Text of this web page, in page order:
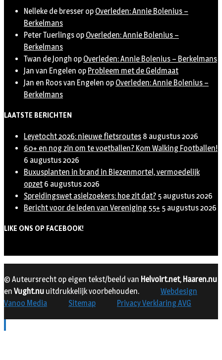
Nelleke de bresser op Overleden: Annie Bolenius –
Berkelmans
Peter Tuerlings op Overleden: Annie Bolenius –
Berkelmans
Twan de Jongh op Overleden: Annie Bolenius – Berkelmans
Jan van Engelen op Probleem met de Geldmaat
Jan en Roos van Engelen op Overleden: Annie Bolenius –
Berkelmans
LAATSTE BERICHTEN
Leyetocht 2026: nieuwe fietsroutes 8 augustus 2026
60+ en nog zin om te voetballen? Kom Walking Footballen!
6 augustus 2026
Buxusplanten in brand in Biezenmortel, vermoedelijk
opzet 6 augustus 2026
Spreidingswet asielzoekers: hoe zit dat? 5 augustus 2026
Bericht voor de leden van Vereniging 55+ 5 augustus 2026
LIKE ONS OP FACEBOOK!
© Auteursrecht op eigen tekst/beeld van Helvoirt.net, Haaren.nu
en Vught.nu uitdrukkelijk voorbehouden.
Webdesign
Vanoo Media
Sitemap Privacy Verklaring AVG